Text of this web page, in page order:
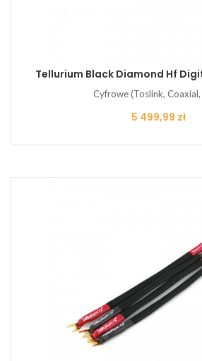
Tellurium Black Diamond Hf
Cyfrowe (Toslink, Coaxial,
Cena
5 499,99 zł